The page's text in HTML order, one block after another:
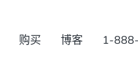
购买 博客 1-